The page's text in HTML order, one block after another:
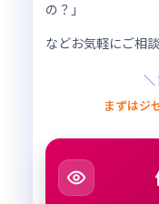
の？」
などお気軽にご相
＼
まずはジ